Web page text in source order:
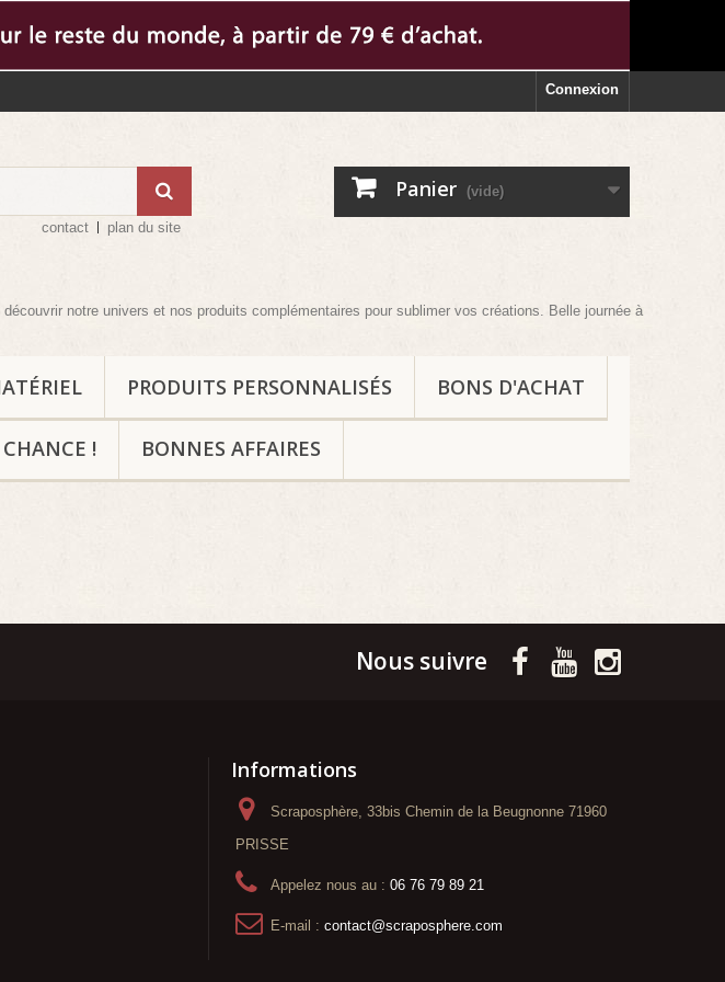
Connexion
Panier (vide)
contact plan du site
notre univers et nos produits complémentaires pour sublimer vos créations. Belle journée à vous et au
PRODUITS PERSONNALISÉS BONS D'ACHAT
! BONNES AFFAIRES
Nous suivre
Informations
Scraposphère, 33bis Chemin de la Beugnonne 71960
PRISSE
Appelez nous au : 06 76 79 89 21
E-mail : contact@scraposphere.com